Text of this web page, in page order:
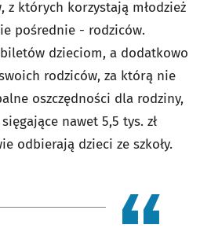
z których korzystają młodzież
pośrednie - rodziców.
dzieciom, a dodatkowo
rodziców, za którą nie
oszczędności dla rodziny,
nawet 5,5 tys. zł
odbierają dzieci ze szkoły.